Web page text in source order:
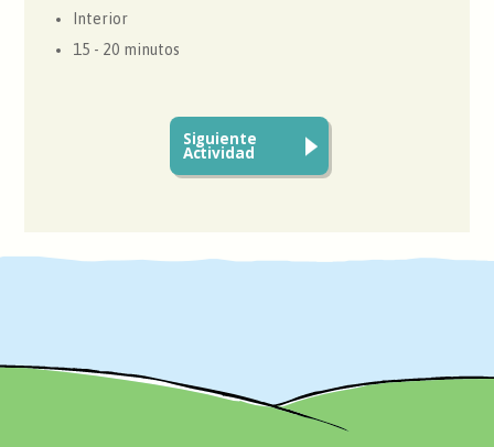
Interior
15 - 20 minutos
Siguiente
Actividad